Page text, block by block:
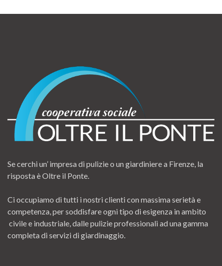
Se cerchi un’ impresa di pulizie o un giardiniere a Firenze, la
risposta è Oltre il Ponte.
Ci occupiamo di tutti i nostri clienti con massima serietà e
competenza, per soddisfare ogni tipo di esigenza in ambito
civile e industriale, dalle pulizie professionali ad una gamma
completa di servizi di giardinaggio.